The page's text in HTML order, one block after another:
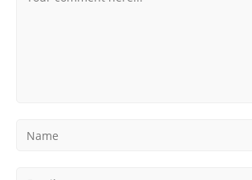
your